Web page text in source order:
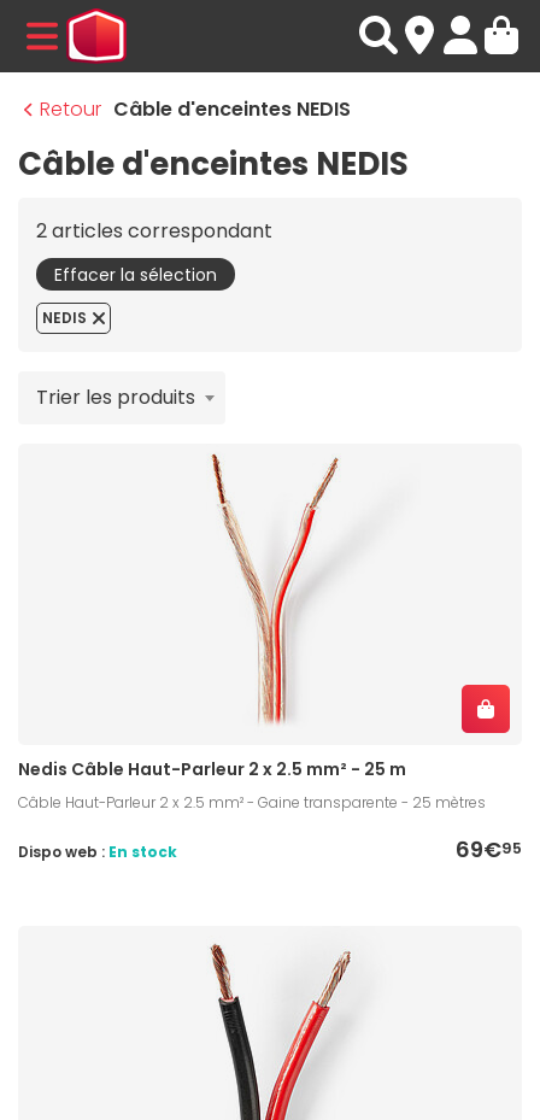
MENU
Retour Câble d'enceintes NEDIS
Câble d'enceintes NEDIS
2 articles correspondant
Effacer la sélection
NEDIS
Trier les produits
Nedis Câble Haut-Parleur 2 x 2.5 mm² - 25 m
Câble Haut-Parleur 2 x 2.5 mm² - Gaine transparente - 25 mètres
69€95
Dispo web : En stock